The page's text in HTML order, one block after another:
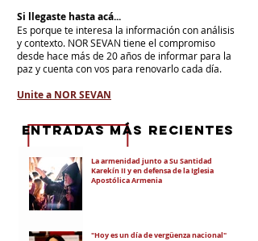
Si llegaste hasta acá...
Es porque te interesa la información con análisis
y contexto. NOR SEVAN tiene el compromiso
desde hace más de 20 años de informar para la
paz y cuenta con vos para renovarlo cada día.
Unite a NOR SEVAN
La armenidad junto a Su Santidad
Karekín II y en defensa de la Iglesia
Apostólica Armenia
"Hoy es un día de vergüenza nacional"
eNTRADAS MÁS RECIENTES